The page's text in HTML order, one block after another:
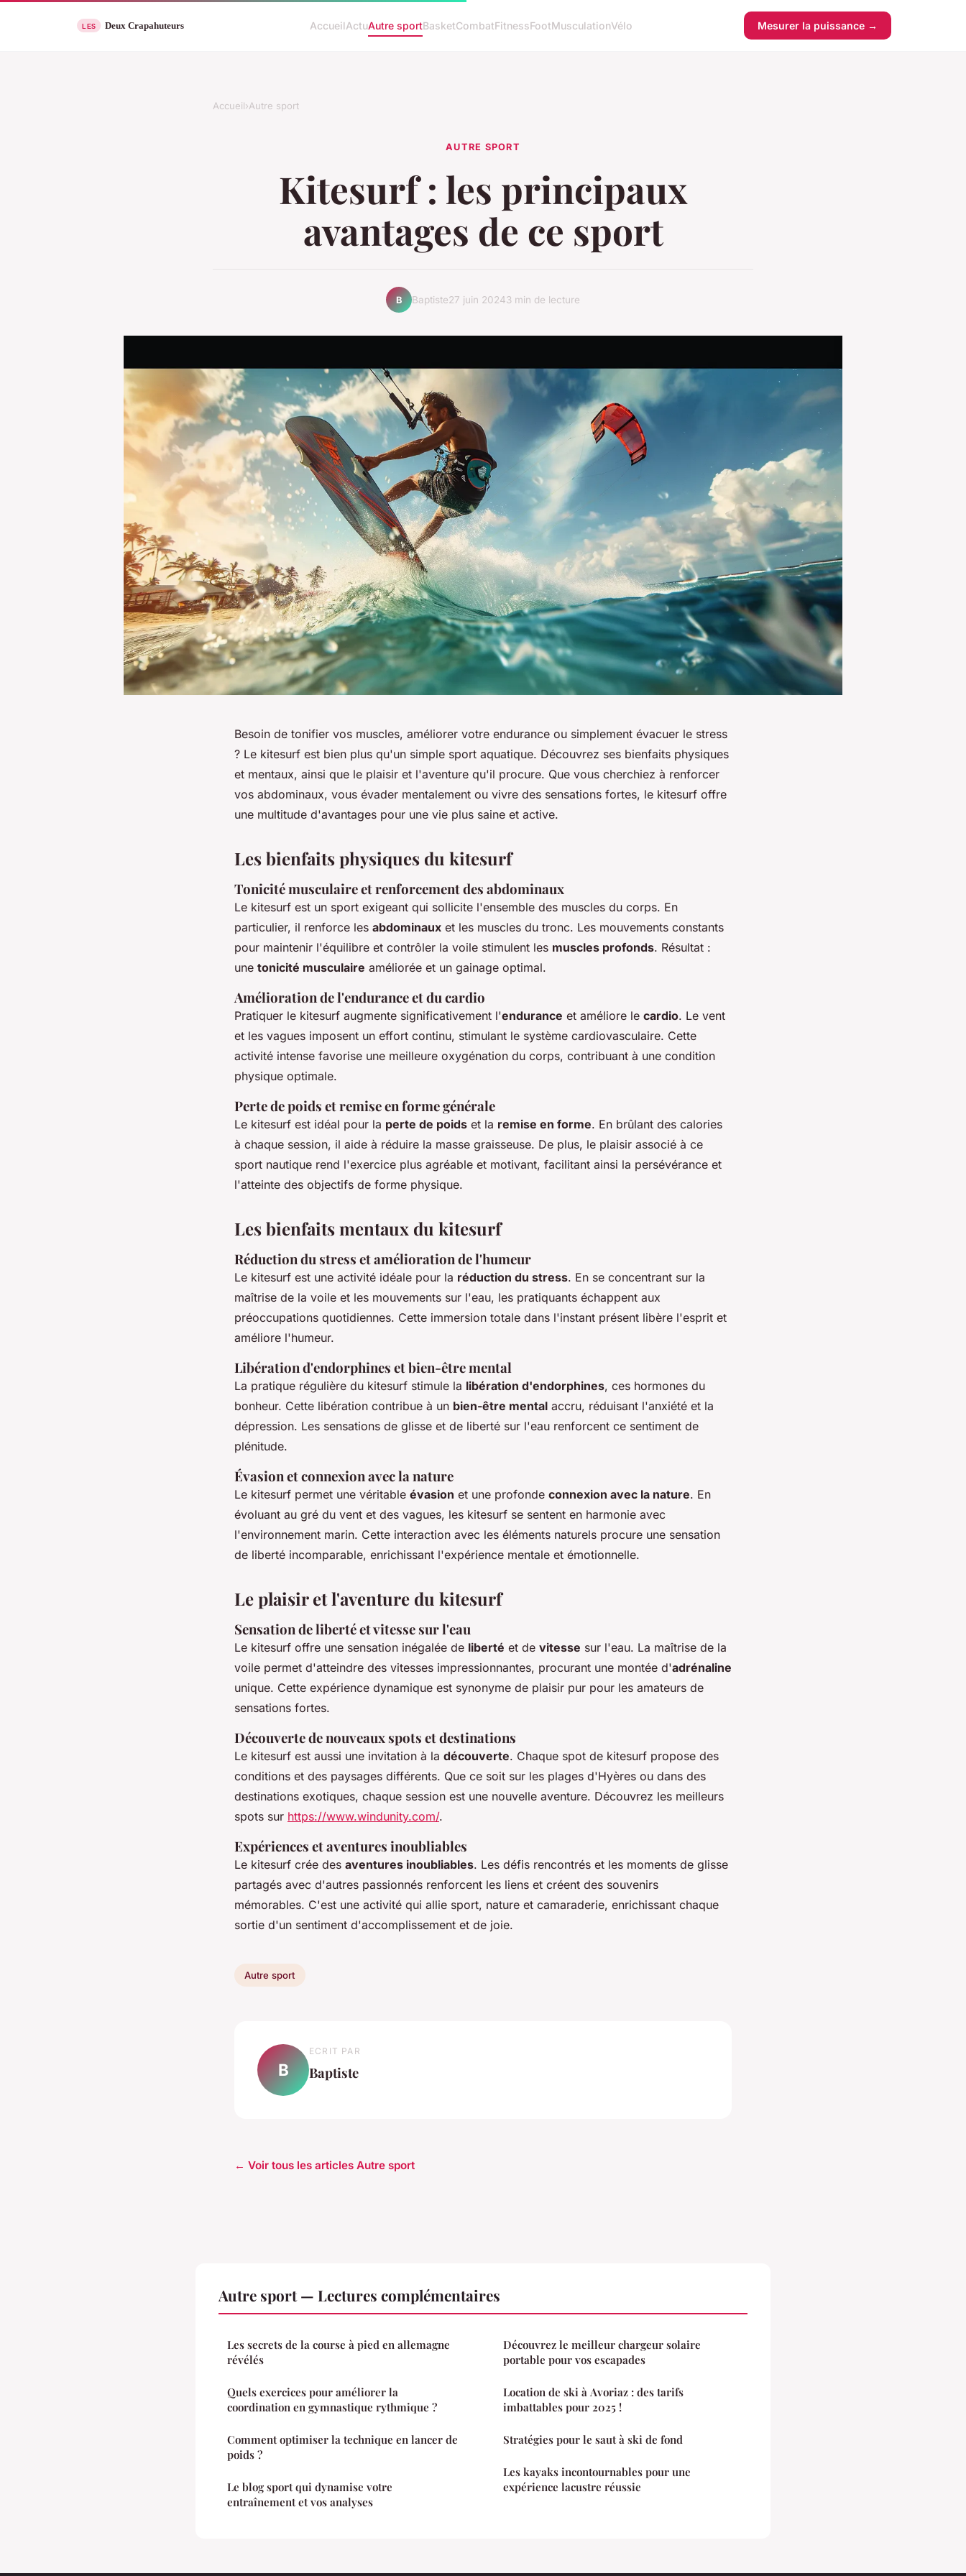
AccueilActuAutre sportBasketCombatFitnessFootMusculationVélo Mesurer la puissance →
Accueil›Autre sport
AUTRE SPORT
Kitesurf : les principaux
avantages de ce sport
B Baptiste27 juin 20243 min de lecture
Besoin de tonifier vos muscles, améliorer votre endurance ou simplement évacuer le stress
? Le kitesurf est bien plus qu'un simple sport aquatique. Découvrez ses bienfaits physiques
et mentaux, ainsi que le plaisir et l'aventure qu'il procure. Que vous cherchiez à renforcer
vos abdominaux, vous évader mentalement ou vivre des sensations fortes, le kitesurf offre
une multitude d'avantages pour une vie plus saine et active.
Les bienfaits physiques du kitesurf
Tonicité musculaire et renforcement des abdominaux
Le kitesurf est un sport exigeant qui sollicite l'ensemble des muscles du corps. En
particulier, il renforce les abdominaux et les muscles du tronc. Les mouvements constants
pour maintenir l'équilibre et contrôler la voile stimulent les muscles profonds. Résultat :
une tonicité musculaire améliorée et un gainage optimal.
Amélioration de l'endurance et du cardio
Pratiquer le kitesurf augmente significativement l'endurance et améliore le cardio. Le vent
et les vagues imposent un effort continu, stimulant le système cardiovasculaire. Cette
activité intense favorise une meilleure oxygénation du corps, contribuant à une condition
physique optimale.
Perte de poids et remise en forme générale
Le kitesurf est idéal pour la perte de poids et la remise en forme. En brûlant des calories
à chaque session, il aide à réduire la masse graisseuse. De plus, le plaisir associé à ce
sport nautique rend l'exercice plus agréable et motivant, facilitant ainsi la persévérance et
l'atteinte des objectifs de forme physique.
Les bienfaits mentaux du kitesurf
Réduction du stress et amélioration de l'humeur
Le kitesurf est une activité idéale pour la réduction du stress. En se concentrant sur la
maîtrise de la voile et les mouvements sur l'eau, les pratiquants échappent aux
préoccupations quotidiennes. Cette immersion totale dans l'instant présent libère l'esprit et
améliore l'humeur.
Libération d'endorphines et bien-être mental
La pratique régulière du kitesurf stimule la libération d'endorphines, ces hormones du
bonheur. Cette libération contribue à un bien-être mental accru, réduisant l'anxiété et la
dépression. Les sensations de glisse et de liberté sur l'eau renforcent ce sentiment de
plénitude.
Évasion et connexion avec la nature
Le kitesurf permet une véritable évasion et une profonde connexion avec la nature. En
évoluant au gré du vent et des vagues, les kitesurf se sentent en harmonie avec
l'environnement marin. Cette interaction avec les éléments naturels procure une sensation
de liberté incomparable, enrichissant l'expérience mentale et émotionnelle.
Le plaisir et l'aventure du kitesurf
Sensation de liberté et vitesse sur l'eau
Le kitesurf offre une sensation inégalée de liberté et de vitesse sur l'eau. La maîtrise de la
voile permet d'atteindre des vitesses impressionnantes, procurant une montée d'adrénaline
unique. Cette expérience dynamique est synonyme de plaisir pur pour les amateurs de
sensations fortes.
Découverte de nouveaux spots et destinations
Le kitesurf est aussi une invitation à la découverte. Chaque spot de kitesurf propose des
conditions et des paysages différents. Que ce soit sur les plages d'Hyères ou dans des
destinations exotiques, chaque session est une nouvelle aventure. Découvrez les meilleurs
spots sur https://www.windunity.com/.
Expériences et aventures inoubliables
Le kitesurf crée des aventures inoubliables. Les défis rencontrés et les moments de glisse
partagés avec d'autres passionnés renforcent les liens et créent des souvenirs
mémorables. C'est une activité qui allie sport, nature et camaraderie, enrichissant chaque
sortie d'un sentiment d'accomplissement et de joie.
Autre sport
B
ECRIT PAR
Baptiste
← Voir tous les articles Autre sport
Autre sport — Lectures complémentaires
Les secrets de la course à pied en allemagne
révélés
Quels exercices pour améliorer la
coordination en gymnastique rythmique ?
Comment optimiser la technique en lancer de
poids ?
Le blog sport qui dynamise votre
entraînement et vos analyses
Découvrez le meilleur chargeur solaire
portable pour vos escapades
Location de ski à Avoriaz : des tarifs
imbattables pour 2025 !
Stratégies pour le saut à ski de fond
Les kayaks incontournables pour une
expérience lacustre réussie